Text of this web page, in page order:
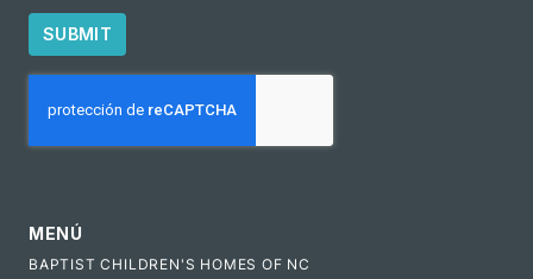
SUBMIT
MENÚ
BAPTIST CHILDREN'S HOMES OF NC